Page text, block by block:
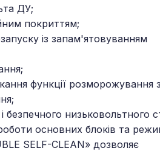
ДУ;
покриттям;
із запам'ятовуванням
функції розморожування з
і безпечного низьковольтного
основних блоків та
SELF-CLEAN» дозволяє